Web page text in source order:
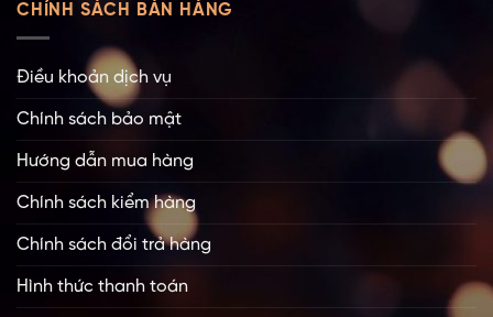
CHÍNH SÁCH BÁN HÀNG
Điều khoản dịch vụ
Chính sách bảo mật
Hướng dẫn mua hàng
Chính sách kiểm hàng
Chính sách đổi trả hàng
Hình thức thanh toán